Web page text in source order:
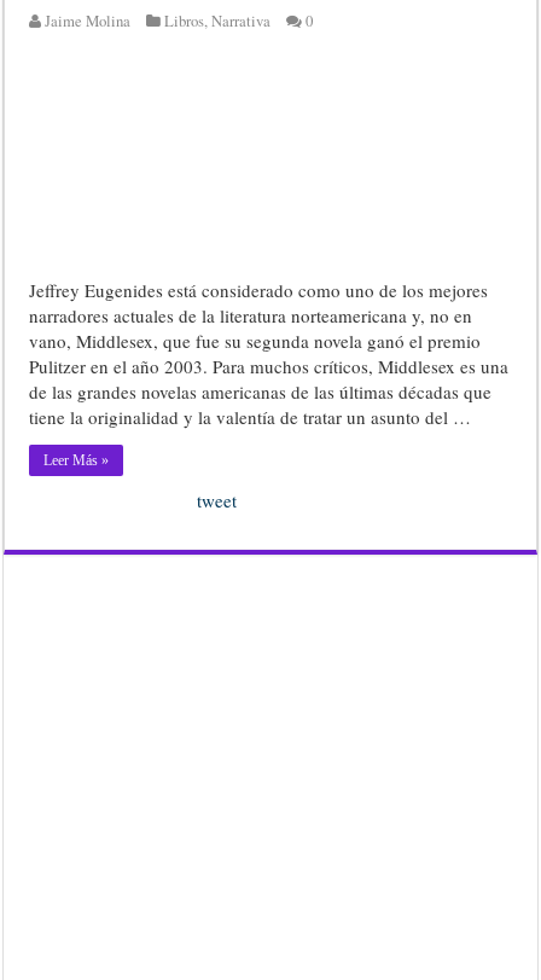
Jaime Molina Libros,Narrativa 0
Jeffrey Eugenides está considerado como uno de los mejores
narradores actuales de la literatura norteamericana y, no en
vano, Middlesex, que fue su segunda novela ganó el premio
Pulitzer en el año 2003. Para muchos críticos, Middlesex es una
de las grandes novelas americanas de las últimas décadas que
tiene la originalidad y la valentía de tratar un asunto del …
Leer Más »
tweet